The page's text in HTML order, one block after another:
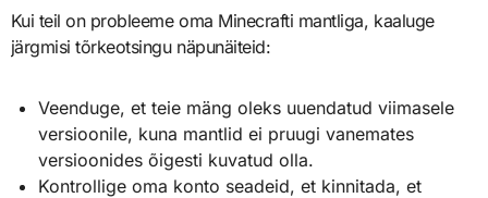
Kui teil on probleeme oma Minecrafti mantliga, kaaluge
järgmisi tõrkeotsingu näpunäiteid:
Veenduge, et teie mäng oleks uuendatud viimasele
versioonile, kuna mantlid ei pruugi vanemates
versioonides õigesti kuvatud olla.
Kontrollige oma konto seadeid, et kinnitada, et